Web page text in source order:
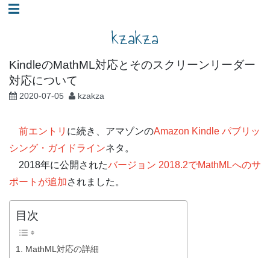
コ☰
kzakza
KindleのMathML対応とそのスクリーンリーダー
対応について
2020-07-05 kzakza
前エントリ に続き、アマゾンのAmazon Kindle パブリッ
シング・ガイドラインネタ。
2018年に公開されたバージョン 2018.2でMathMLへのサ
ポートが追加されました。
目次
1. MathML対応の詳細